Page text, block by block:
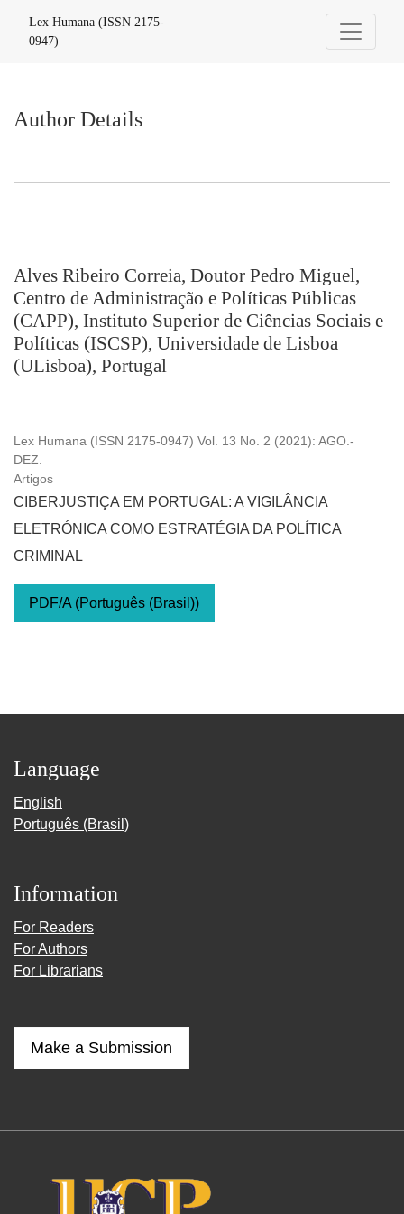
Lex Humana (ISSN 2175-
0947)
Author Details
Alves Ribeiro Correia, Doutor Pedro Miguel,
Centro de Administração e Políticas Públicas
(CAPP), Instituto Superior de Ciências Sociais e
Políticas (ISCSP), Universidade de Lisboa
(ULisboa), Portugal
Lex Humana (ISSN 2175-0947) Vol. 13 No. 2 (2021): AGO.-
DEZ.
Artigos
CIBERJUSTIÇA EM PORTUGAL: A VIGILÂNCIA
ELETRÓNICA COMO ESTRATÉGIA DA POLÍTICA
CRIMINAL
PDF/A (Português (Brasil))
Language
English
Português (Brasil)
Information
For Readers
For Authors
For Librarians
Make a Submission